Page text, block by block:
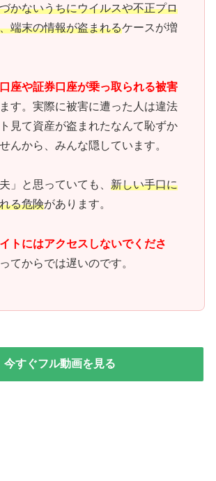
かないうちにウイルスや不正プロ
端末の情報が盗まれるケースが増
座や証券口座が乗っ取られる被害
す。実際に被害に遭った人は違法
見て資産が盗まれたなんて恥ずか
んから、みんな隠しています。
」と思っていても、 新しい手口に
る危険があります。
トにはアクセスしないでくださ
てからでは遅いのです。
今すぐフル動画を見る